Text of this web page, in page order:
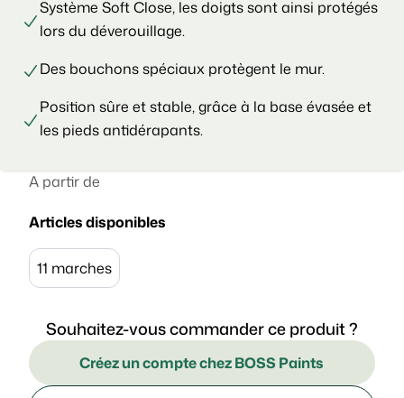
Système Soft Close, les doigts sont ainsi protégés
lors du déverouillage.
Des bouchons spéciaux protègent le mur.
Position sûre et stable, grâce à la base évasée et
les pieds antidérapants.
A partir de
Articles disponibles
11 marches
Souhaitez-vous commander ce produit ?
Créez un compte chez BOSS Paints